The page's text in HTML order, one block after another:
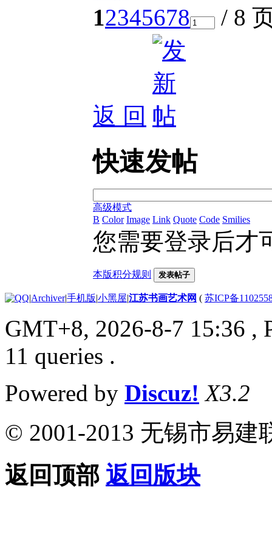
12345678 / 8
返 回
快速发帖
高级模式
B Color Image Link Quote Code Smilies
您需要登录后才
本版积分规则 发表帖子
|Archiver|手机版|小黑屋|江苏书画艺术网 ( 苏ICP备
GMT+8, 2026-8-7 15:36 ,
11 queries .
Powered by Discuz! X3.2
© 2001-2013 无锡市易建
返回顶部 返回版块